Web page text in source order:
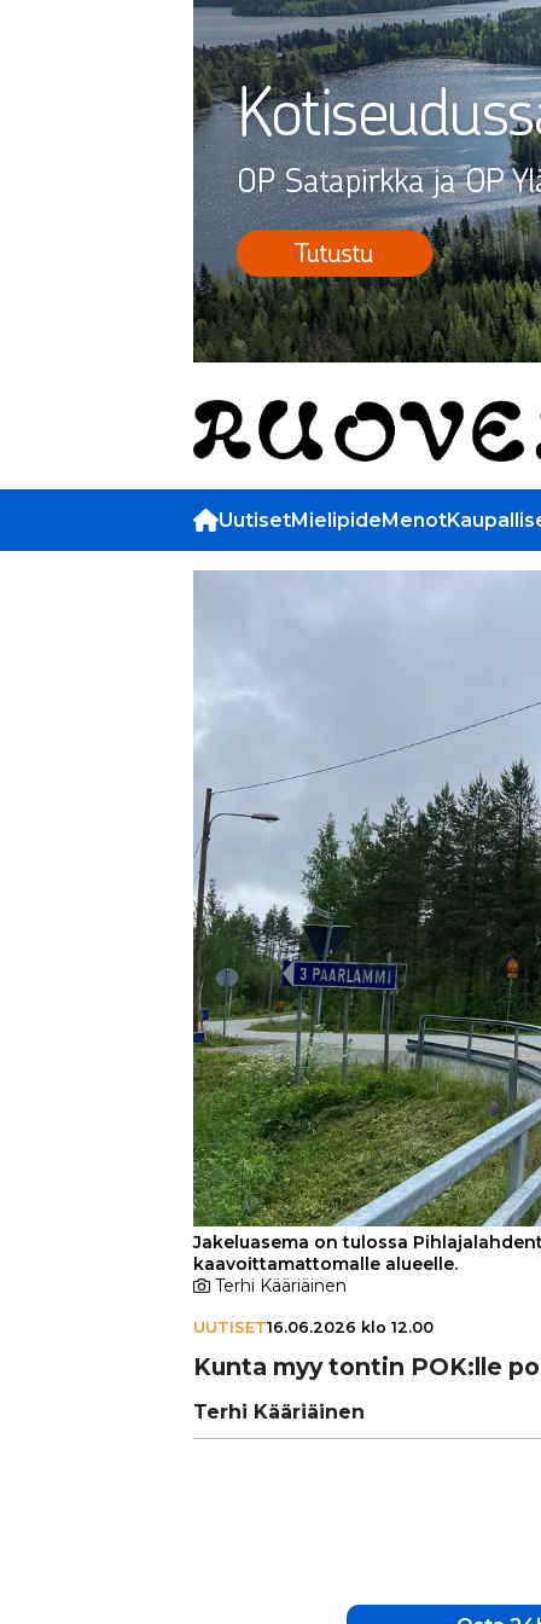
UutisetMielipideMenot
Jakeluasema on tulossa
kaavoittamattomalle alueelle.
Terhi Kääriäinen
UUTISET16.06.2026 klo 12.00
Kunta myy tontin POK:lle
Terhi Kääriäinen